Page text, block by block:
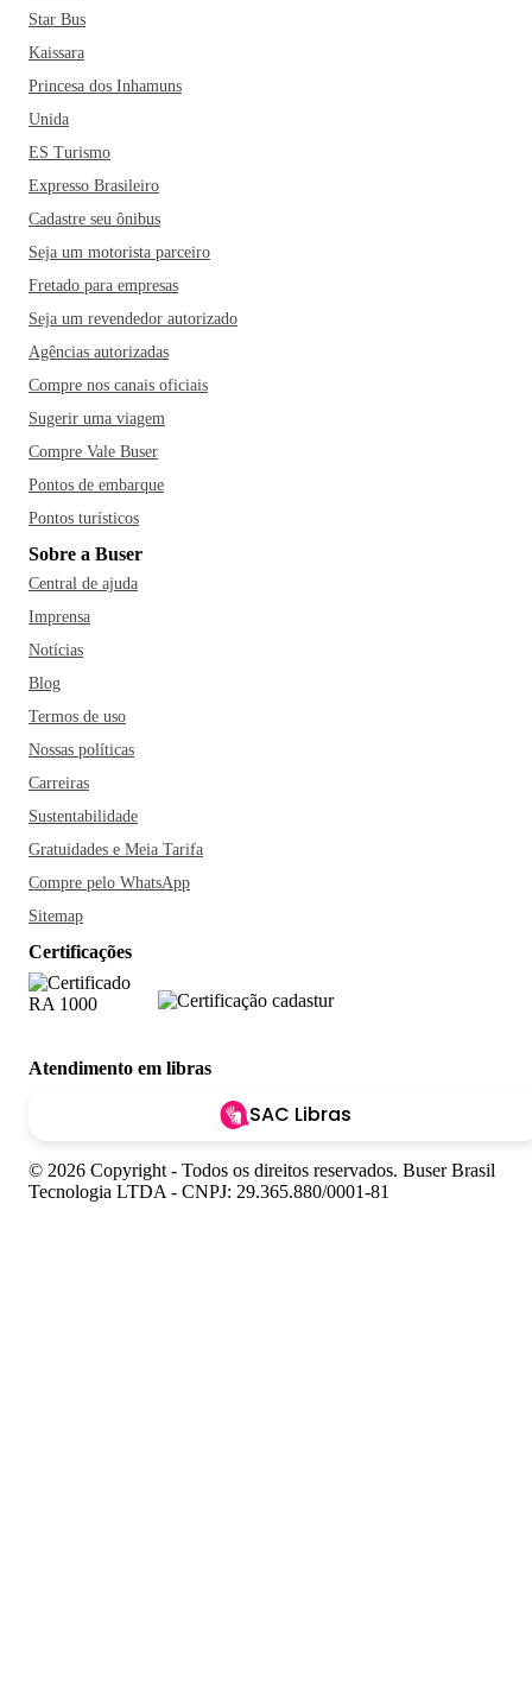
Star Bus
Kaissara
Princesa dos Inhamuns
Unida
ES Turismo
Expresso Brasileiro
Cadastre seu ônibus
Seja um motorista parceiro
Fretado para empresas
Seja um revendedor autorizado
Agências autorizadas
Compre nos canais oficiais
Sugerir uma viagem
Compre Vale Buser
Pontos de embarque
Pontos turísticos
Sobre a Buser
Central de ajuda
Imprensa
Notícias
Blog
Termos de uso
Nossas políticas
Carreiras
Sustentabilidade
Gratuidades e Meia Tarifa
Compre pelo WhatsApp
Sitemap
Certificações
Atendimento em libras
SAC Libras
© 2026 Copyright - Todos os direitos reservados. Buser Brasil
Tecnologia LTDA - CNPJ: 29.365.880/0001-81